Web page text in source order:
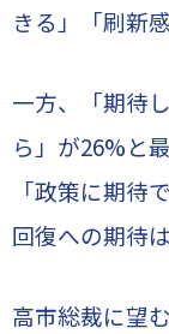
きる」「刷新
一方、「期待
ら」が26%と
「政策に期待
回復への期待
高市総裁に望